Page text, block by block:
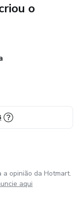
o
opinião da Hotmart.
aqui